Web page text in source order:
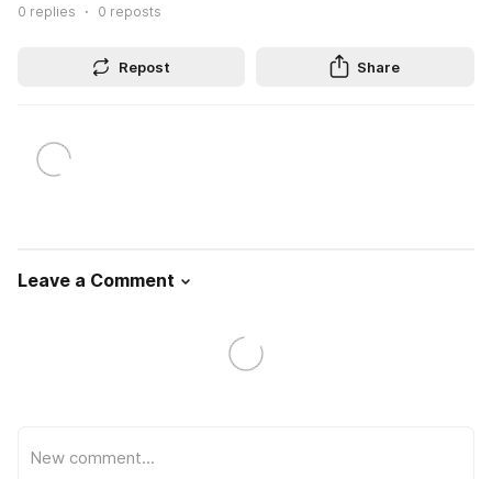
0 replies 0 reposts
Repost Share
Leave a Comment